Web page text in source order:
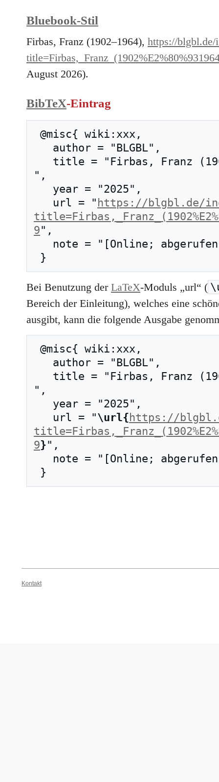
Bluebook-Stil
Firbas, Franz (1902–1964), https://blgbl.de/
August 2026).
BibTeX-Eintrag
",
   url = "
https://blgbl.de/
9",
Bei Benutzung der LaTeX-Moduls „url“ (
Bereich der Einleitung), welches eine
ausgibt, kann die folgende Ausgabe
",
   url = "
\url{ https://
9}",
Kontakt